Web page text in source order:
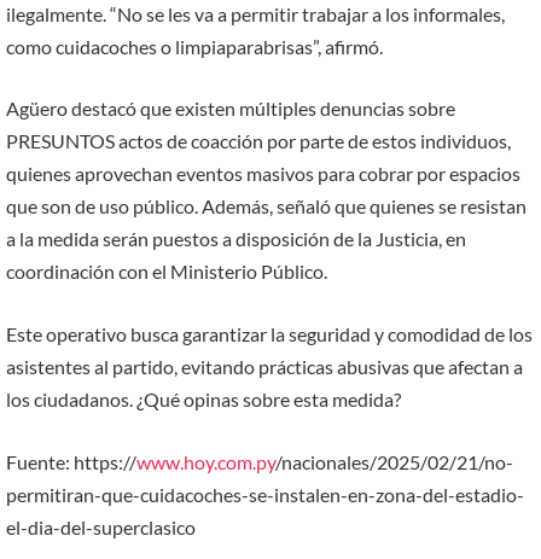
ilegalmente. “No se les va a permitir trabajar a los informales,
como cuidacoches o limpiaparabrisas”, afirmó.
Agüero destacó que existen múltiples denuncias sobre
PRESUNTOS actos de coacción por parte de estos individuos,
quienes aprovechan eventos masivos para cobrar por espacios
que son de uso público. Además, señaló que quienes se resistan
a la medida serán puestos a disposición de la Justicia, en
coordinación con el Ministerio Público.
Este operativo busca garantizar la seguridad y comodidad de los
asistentes al partido, evitando prácticas abusivas que afectan a
los ciudadanos. ¿Qué opinas sobre esta medida?
Fuente: https://www.hoy.com.py/nacionales/2025/02/21/no-
permitiran-que-cuidacoches-se-instalen-en-zona-del-estadio-
el-dia-del-superclasico